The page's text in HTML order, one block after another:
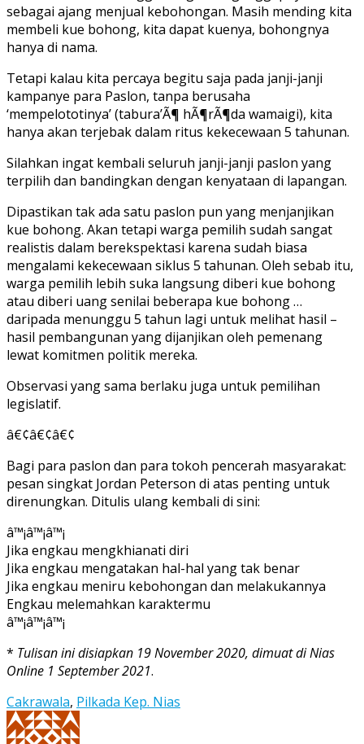
sebagai ajang menjual kebohongan. Masih mending kita
membeli kue bohong, kita dapat kuenya, bohongnya
hanya di nama.
Tetapi kalau kita percaya begitu saja pada janji-janji
kampanye para Paslon, tanpa berusaha
‘mempelototinya’ (tabura’Ã¶ hÃ¶rÃ¶da wamaigi), kita
hanya akan terjebak dalam ritus kekecewaan 5 tahunan.
Silahkan ingat kembali seluruh janji-janji paslon yang
terpilih dan bandingkan dengan kenyataan di lapangan.
Dipastikan tak ada satu paslon pun yang menjanjikan
kue bohong. Akan tetapi warga pemilih sudah sangat
realistis dalam berekspektasi karena sudah biasa
mengalami kekecewaan siklus 5 tahunan. Oleh sebab itu,
warga pemilih lebih suka langsung diberi kue bohong
atau diberi uang senilai beberapa kue bohong …
daripada menunggu 5 tahun lagi untuk melihat hasil –
hasil pembangunan yang dijanjikan oleh pemenang
lewat komitmen politik mereka.
Observasi yang sama berlaku juga untuk pemilihan
legislatif.
â€¢â€¢â€¢
Bagi para paslon dan para tokoh pencerah masyarakat:
pesan singkat Jordan Peterson di atas penting untuk
direnungkan. Ditulis ulang kembali di sini:
â™¡â™¡â™¡
Jika engkau mengkhianati diri
Jika engkau mengatakan hal-hal yang tak benar
Jika engkau meniru kebohongan dan melakukannya
Engkau melemahkan karaktermu
â™¡â™¡â™¡
* Tulisan ini disiapkan 19 November 2020, dimuat di Nias
Online 1 September 2021.
Cakrawala, Pilkada Kep. Nias